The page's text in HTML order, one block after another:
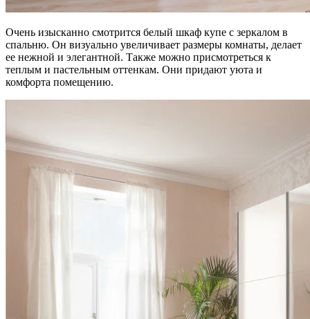
Очень изысканно смотрится белый шкаф купе с зеркалом в
спальню. Он визуально увеличивает размеры комнаты, делает
ее нежной и элегантной. Также можно присмотреться к
теплым и пастельным оттенкам. Они придают уюта и
комфорта помещению.